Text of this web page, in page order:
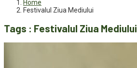
Home
Festivalul Ziua Mediului
Tags : Festivalul Ziua Mediului